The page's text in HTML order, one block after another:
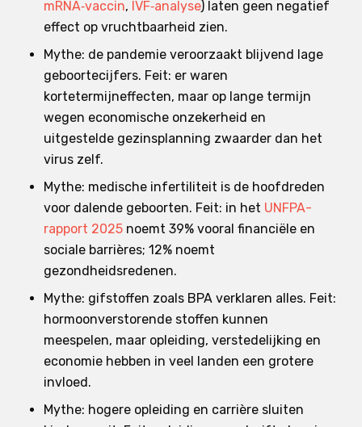
mRNA‑vaccin, IVF‑analyse) laten geen negatief
effect op vruchtbaarheid zien.
Mythe: de pandemie veroorzaakt blijvend lage
geboortecijfers. Feit: er waren
kortetermijneffecten, maar op lange termijn
wegen economische onzekerheid en
uitgestelde gezinsplanning zwaarder dan het
virus zelf.
Mythe: medische infertiliteit is de hoofdreden
voor dalende geboorten. Feit: in het UNFPA-
rapport 2025 noemt 39% vooral financiële en
sociale barrières; 12% noemt
gezondheidsredenen.
Mythe: gifstoffen zoals BPA verklaren alles. Feit:
hormoonverstorende stoffen kunnen
meespelen, maar opleiding, verstedelijking en
economie hebben in veel landen een grotere
invloed.
Mythe: hogere opleiding en carrière sluiten